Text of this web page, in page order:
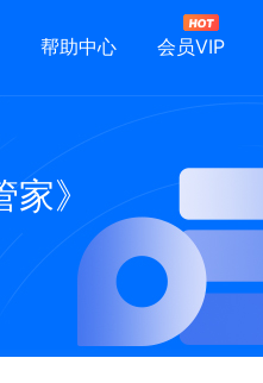
帮助中心 会员VIP
》